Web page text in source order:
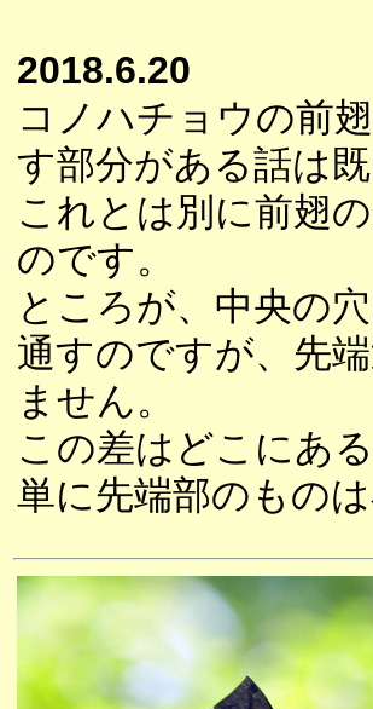
2018.6.20
コノハチョウの前
す部分がある話は
これとは別に前翅
のです。
ところが、中央の
通すのですが、先
ません。
この差はどこにあ
単に先端部のもの